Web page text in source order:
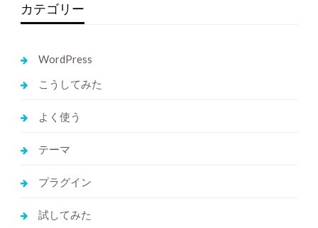
カテゴリー
WordPress
こうしてみた
よく使う
テーマ
プラグイン
試してみた